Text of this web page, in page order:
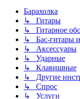
Барахолка
↳ Гитары
↳ Гитарное
↳ Бас-гитары и
↳ Аксессуары
↳ Ударные
↳ Клавишные
↳ Другие
↳ Спрос
↳ Услуги